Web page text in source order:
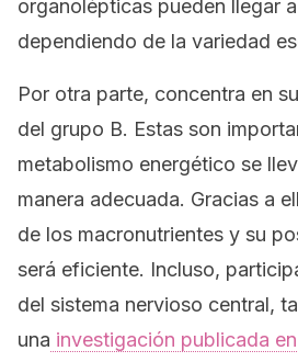
organolépticas pueden llegar
dependiendo de la variedad
Por otra parte, concentra en
del grupo B. Estas son
metabolismo energético se
manera adecuada. Gracias a
de los macronutrientes y su
será eficiente. Incluso,
del sistema nervioso central,
una investigación publicada